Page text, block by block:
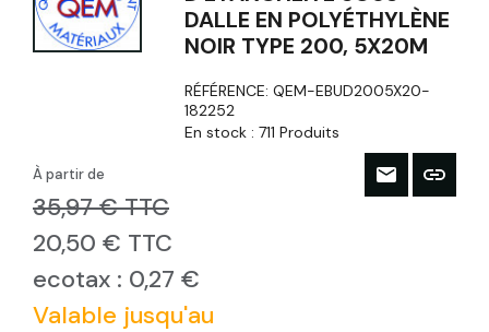
DALLE EN POLYÉTHYLÈNE
NOIR TYPE 200, 5X20M
RÉFÉRENCE:QEM-EBUD2005X20-
182252
En stock :711 Produits
À partir de
35,97 € TTC
20,50 € TTC
ecotax : 0,27 €
Valable jusqu'au